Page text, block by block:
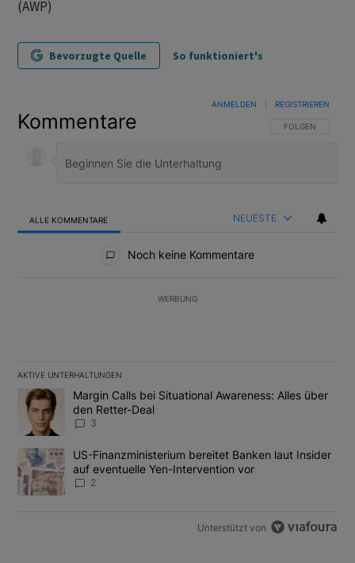
(AWP)
Bevorzugte Quelle So funktioniert's
Kommentare FOLGE DIESER
FOLGEN
ANMELDEN REGISTRIEREN
ALLE KOMMENTARE NEUESTE
Noch keine Kommentare
WERBUNG
AKTIVE UNTERHALTUNGEN
Das Folgende ist eine Liste der am meisten kommentierten
Ein Trendartikel mit dem Titel "Margin Calls bei Situational
Margin Calls bei Situational Awareness: Alles über
den Retter-Deal
3
Ein Trendartikel mit dem Titel "US-Finanzministerium bereitet
US-Finanzministerium bereitet Banken laut Insider
auf eventuelle Yen-Intervention vor
2
Unterstützt von